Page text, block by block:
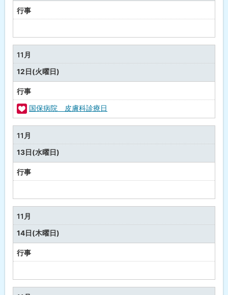
行事
定
な
し
11月
12日(火曜日)
行事
福
祉
・
健
康
国保病院 皮膚科診療日
11月
13日(水曜日)
行事
定
な
し
11月
14日(木曜日)
行事
定